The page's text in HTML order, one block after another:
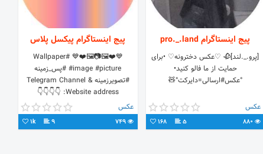
پیج اینستاگرام pro._.land
[پرو._.لند]🥀 ♡عکس دخترونه♡ •برای
حمایت از ما فالو کنید•
°عکس#ارسالی=دایرکت°🧸
عکس
880
5
168
پیج اینستاگرام پیکسل پلاس
💙❤️🖼️📷🖼️❤️💙 #Wallpaper
#image #picture #پس_زمینه
#تصویرزمینه Telegram Channel &
Website address: 👇👇👇👇
عکس
749
9
1k